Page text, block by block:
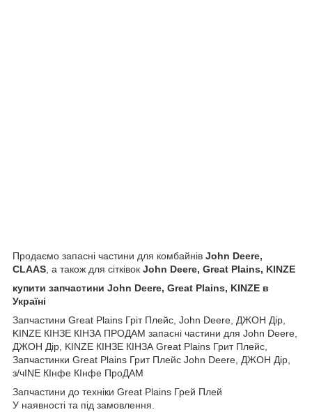
Продаємо запасні частини для комбайнів John Deere,
CLAAS , а також для сітківок John Deere, Great Plains, KINZE
купити запчастини John Deere, Great Plains, KINZE в
Україні
Запчастини Great Plains Гріт Плейс, John Deere, ДЖОН Дір,
KINZE КІНЗЕ КІНЗА ПРОДАМ запасні частини для John Deere,
ДЖОН Дір, KINZE КІНЗЕ КІНЗА Great Plains Грит Плейс,
Запчастинки Great Plains Грит Плейс John Deere, ДЖОН Дір,
з/чINE КІнфе КІнфе ПроДАМ
Запчастини до техніки Great Plains Грей Плей
У наявності та під замовлення.